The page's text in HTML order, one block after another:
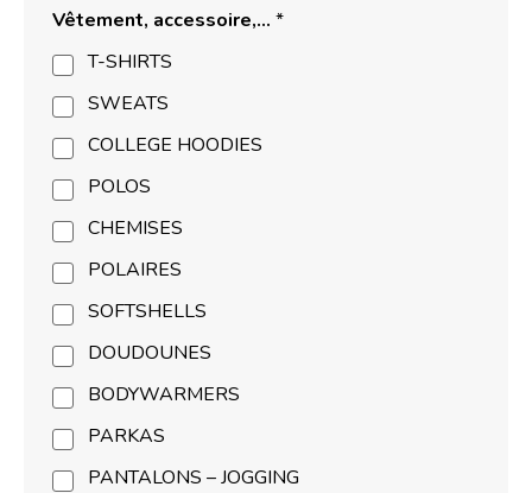
Vêtement, accessoire,… *
T-SHIRTS
SWEATS
COLLEGE HOODIES
POLOS
CHEMISES
POLAIRES
SOFTSHELLS
DOUDOUNES
BODYWARMERS
PARKAS
PANTALONS – JOGGING